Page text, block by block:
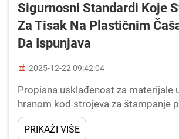
Sigurnosni Standardi Koje
Za Tisak Na Plastičnim
Da Ispunjava
2025-12-22 09:42:04
Propisna usklađenost za materijale
hranom kod strojeva za štampanje
FDA 21 CFR §177.1520 i EU 10/
migracije i sigurnost materijala
PRIKAŽI VIŠE